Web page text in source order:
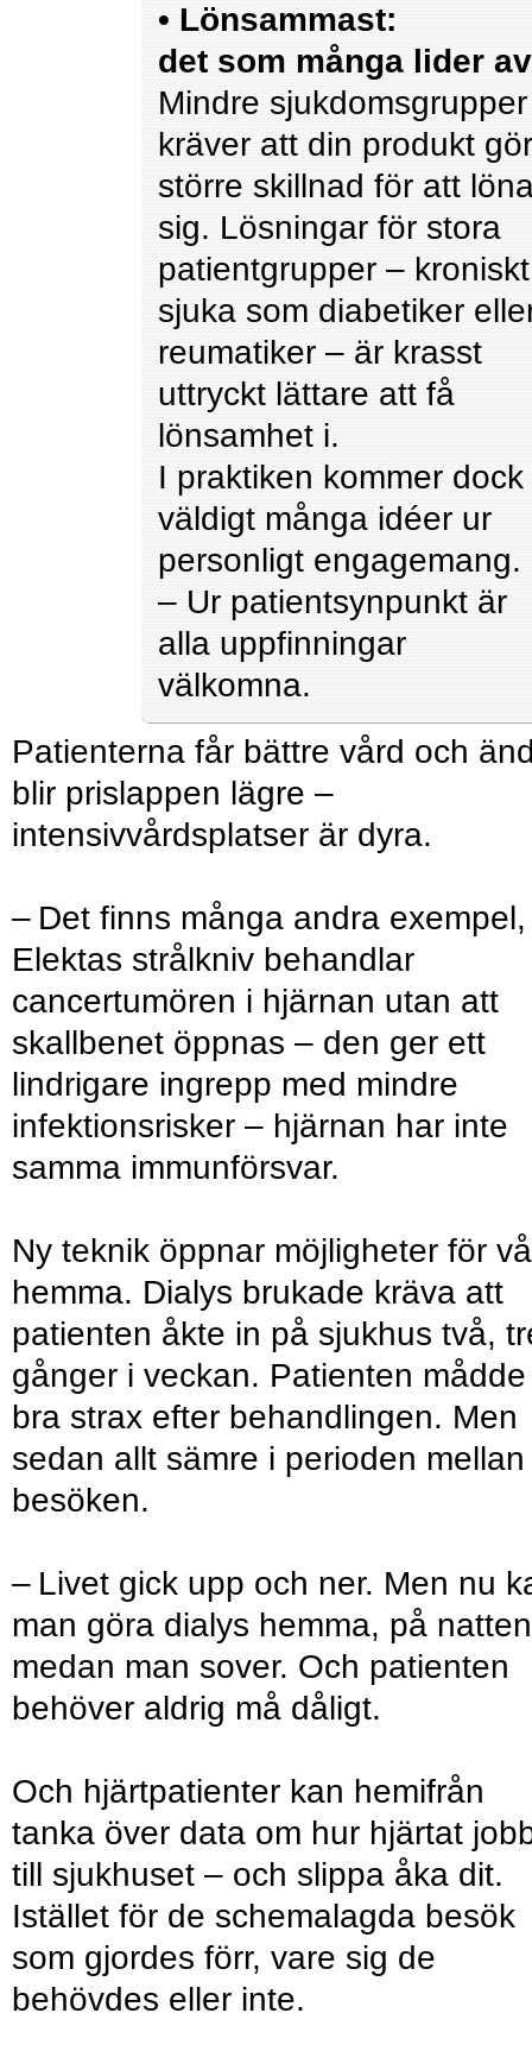
• Lönsammast:
det som många lider av
Mindre sjukdomsgrupper
kräver att din produkt gör
större skillnad för att
sig. Lösningar för stora
patientgrupper – kroniskt
sjuka som diabetiker
reumatiker – är krasst
uttryckt lättare att få
lönsamhet i.
I praktiken kommer dock
väldigt många idéer ur
personligt engagemang.
– Ur patientsynpunkt är
alla uppfinningar
välkomna.
Patienterna får bättre vård och
blir prislappen lägre –
intensivvårdsplatser är dyra.
– Det finns många andra exempel,
Elektas strålkniv behandlar
cancertumören i hjärnan utan att
skallbenet öppnas – den ger ett
lindrigare ingrepp med mindre
infektionsrisker – hjärnan har inte
samma immunförsvar.
Ny teknik öppnar möjligheter för
hemma. Dialys brukade kräva att
patienten åkte in på sjukhus två,
gånger i veckan. Patienten mådde
bra strax efter behandlingen. Men
sedan allt sämre i perioden mellan
besöken.
– Livet gick upp och ner. Men nu
man göra dialys hemma, på natten
medan man sover. Och patienten
behöver aldrig må dåligt.
Och hjärtpatienter kan hemifrån
tanka över data om hur hjärtat
till sjuk­huset – och slippa åka dit.
Istället för de schemalagda besök
som gjordes förr, vare sig de
behövdes eller inte.